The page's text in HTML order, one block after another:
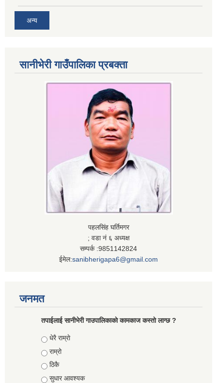
अन्य
सानीभेरी गाउँपालिका प्रबक्ता
पहलसिंह घर्तिमगर
; वडा नं ६ अध्यक्ष
सम्पर्क :9851142824
ईमेल:sanibherigapa6@gmail.com
जनमत
तपाईलाई सानीभेरी गाउपालिकाकाे कामकाज कस्ताे लाग्छ ?
Choices
धेरै राम्राे
राम्रो
ठिकै
सुधार आवश्यक